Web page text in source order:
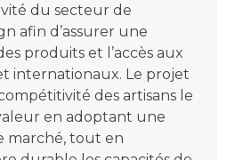
du secteur de
afin d’assurer une
produits et l’accès aux
internationaux. Le projet
des artisans le
en adoptant une
marché, tout en